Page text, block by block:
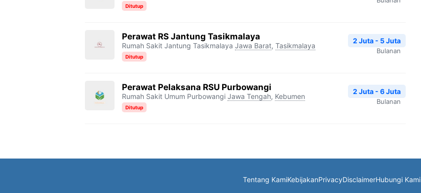
Ditutup
Perawat RS Jantung Tasikmalaya
Rumah Sakit Jantung Tasikmalaya Jawa Barat, Tasikmalaya
Ditutup
2 Juta - 5 Juta
Bulanan
Perawat Pelaksana RSU Purbowangi
Rumah Sakit Umum Purbowangi Jawa Tengah, Kebumen
Ditutup
2 Juta - 6 Juta
Bulanan
Tentang KamiKebijakanPrivacyDisclaimerHubungi Kami